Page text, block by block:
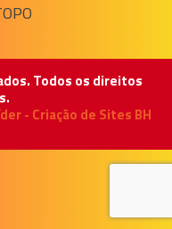
Todos os direitos
- Criação de Sites BH